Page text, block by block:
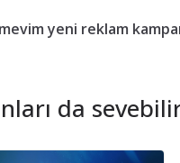
yeni reklam
da